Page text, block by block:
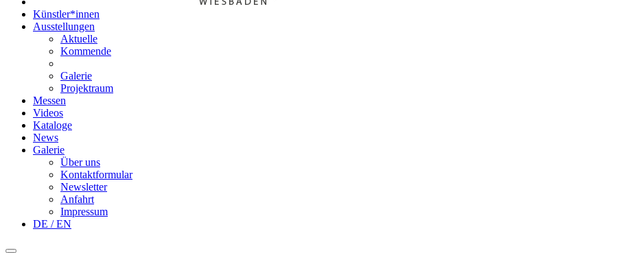
Künstler*innen
Ausstellungen
Aktuelle
Kommende
Galerie
Projektraum
Messen
Videos
Kataloge
News
Galerie
Über uns
Kontaktformular
Newsletter
Anfahrt
Impressum
DE / EN